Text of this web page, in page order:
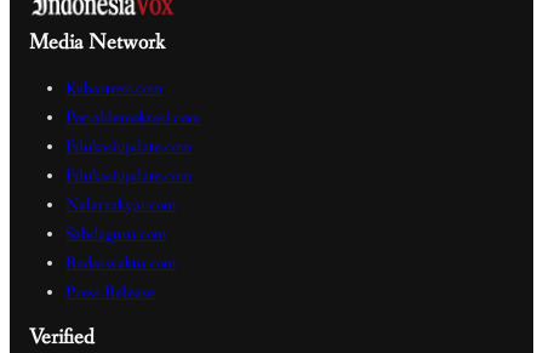
Media Network
Kabartren.com
Portaldemokrasi.com
Edukasiupdate.com
Edukasiupdate.com
Nalarrakyat.com
Sabdaguru.com
Radarwaktu.com
Press Release
Verified